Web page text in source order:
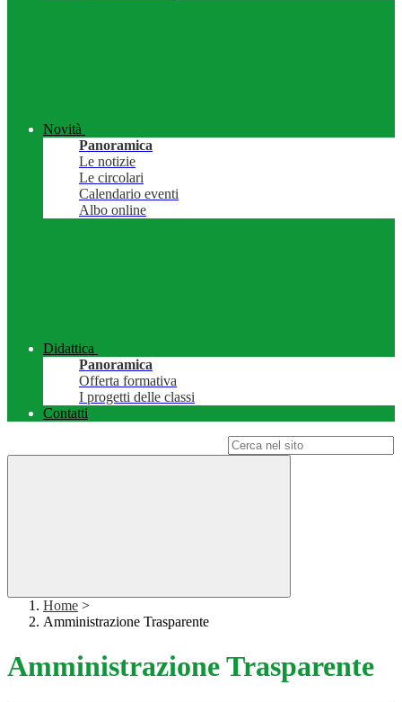
Novità
Panoramica
Le notizie
Le circolari
Calendario eventi
Albo online
Didattica
Panoramica
Offerta formativa
I progetti delle classi
Contatti
Home >
Amministrazione Trasparente
Amministrazione Trasparente